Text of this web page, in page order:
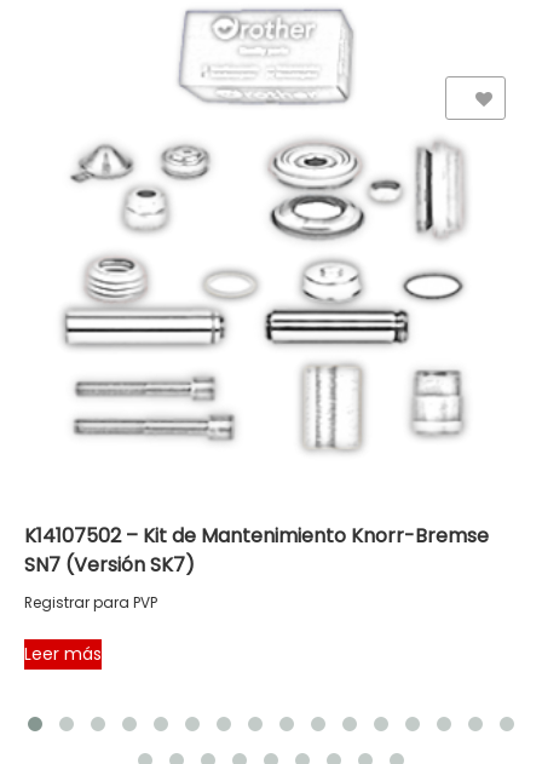
K14107502 – Kit de Mantenimiento Knorr-Bremse
SN7 (Versión SK7)
Registrar para PVP
Leer más
Add to Wishlist